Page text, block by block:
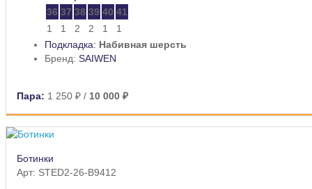
36 37 38 39 40 41
1
1 2 2 1
1
Подкладка: Набивная шерсть
Бренд: SAIWEN
Пара: 1 250 ₽ / 10 000 ₽
Ботинки
Арт: STED2-26-B9412